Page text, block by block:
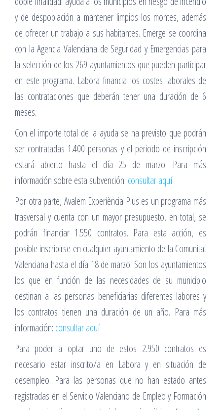
y de despoblación a mantener limpios los montes, además
de ofrecer un trabajo a sus habitantes. Emerge se coordina
con la Agencia Valenciana de Seguridad y Emergencias para
la selección de los 269 ayuntamientos que pueden participar
en este programa. Labora financia los costes laborales de
las contrataciones que deberán tener una duración de 6
meses.
Con el importe total de la ayuda se ha previsto que podrán
ser contratadas 1.400 personas y el periodo de inscripción
estará abierto hasta el día 25 de marzo. Para más
información sobre esta subvención: consultar aquí
Por otra parte, Avalem Experiència Plus es un programa más
trasversal y cuenta con un mayor presupuesto, en total, se
podrán financiar 1.550 contratos. Para esta acción, es
posible inscribirse en cualquier ayuntamiento de la Comunitat
Valenciana hasta el día 18 de marzo. Son los ayuntamientos
los que en función de las necesidades de su municipio
destinan a las personas beneficiarias diferentes labores y
los contratos tienen una duración de un año. Para más
información: consultar aquí
Para poder a optar uno de estos 2.950 contratos es
necesario estar inscrito/a en Labora y en situación de
desempleo. Para las personas que no han estado antes
registradas en el Servicio Valenciano de Empleo y Formación